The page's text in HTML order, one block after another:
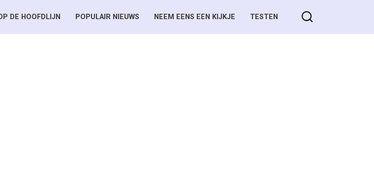
DE HOOFDLIJN POPULAIR NIEUWS NEEM EENS EEN KIJKJE TESTEN